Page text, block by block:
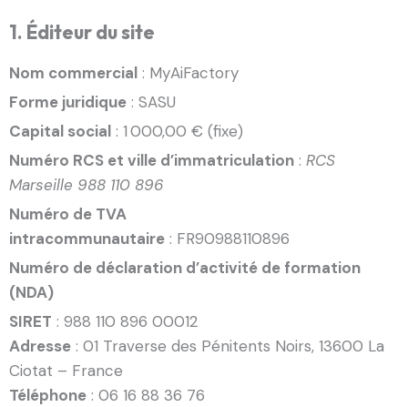
1. Éditeur du site
Nom commercial : MyAiFactory
Forme juridique : SASU
Capital social : 1 000,00 € (fixe)
Numéro RCS et ville d’immatriculation : RCS
Marseille 988 110 896
Numéro de TVA
intracommunautaire : FR90988110896
Numéro de déclaration d’activité de formation
(NDA)
SIRET : 988 110 896 00012
Adresse : 01 Traverse des Pénitents Noirs, 13600 La
Ciotat – France
Téléphone : 06 16 88 36 76